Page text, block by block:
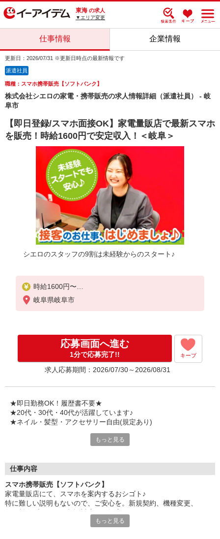
東海 の求人
▼エリア変更
仕事情報 企業情報
更新日：2026/07/31 ※更新日時点の最新情報です
派遣社員
職種：スマホ携帯販売【ソフトバンク】
株式会社シエロの家電・携帯販売の求人情報詳細（派遣社員） - 岐
阜市
【即日登録/スマホ面接OK】家電量販店で最新スマホ
を販売！時給1600円で安定収入！＜岐阜＞
シエロのスタッフの9割は未経験からのスタート♪
時給1600円〜
※別途インセンティブ、職能評価制度あり
※残業代支給
゜+゜・。○。・゜+゜・。○。・゜+゜
入社祝い金10万円支給(規定有)
お友達を紹介頂くと,
インセンティブ支給(規定有)
★月2回払い・週払い可能（規程有）★
゜・。○。・゜+゜・。○。・゜+゜
岐阜県岐阜市
応募画面へ進む
1分で応募完了!! キープ
求人応募期間：2026/07/30～2026/08/31
★即日勤務OK！履歴書不要★
★20代・30代・40代が活躍しています♪
★ネイル・髪型・アクセサリー自由(規定あり)
各キャリアの新機種が特別価格で購入OK！！
特別割引価格でご利用可能☆☆
お得に過ごしたいあなたの味方です♪
【選べるお仕事いろいろ】
もっと見る
仕事内容
スマホ携帯販売【ソフトバンク】
家電量販店にて、スマホを案内するおシゴト♪
特に難しい説明もないので、ご安心を。新規契約、機種変更、
もっと見る